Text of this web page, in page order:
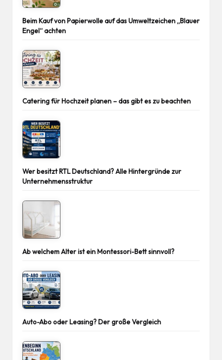
Beim Kauf von Papierwolle auf das Umweltzeichen „Blauer
Engel“ achten
Catering für Hochzeit planen – das gibt es zu beachten
Wer besitzt RTL Deutschland? Alle Hintergründe zur
Unternehmensstruktur
Ab welchem Alter ist ein Montessori-Bett sinnvoll?
Auto-Abo oder Leasing? Der große Vergleich